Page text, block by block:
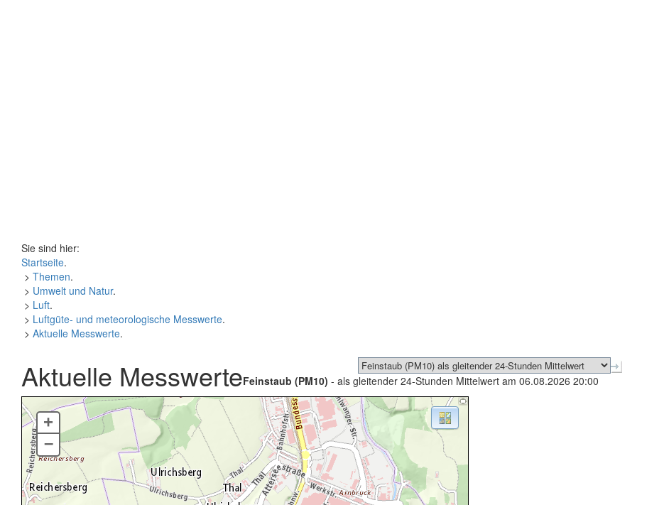
Sie sind hier:
Startseite.
> Themen.
> Umwelt und Natur.
> Luft.
> Luftgüte- und meteorologische Messwerte.
> Aktuelle Messwerte.
Aktuelle MesswerteFeinstaub (PM10) - als gleitender 24-Stunden Mittelwert am 06.08.2026 20:00
+
–